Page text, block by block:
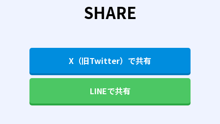
SHARE
X（旧Twitter）で共有
LINEで共有